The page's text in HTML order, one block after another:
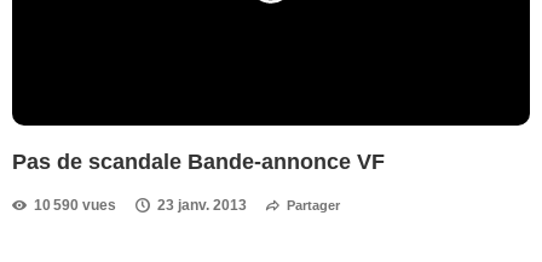
Pas de scandale Bande-annonce VF
10 590 vues 23 janv. 2013 Partager